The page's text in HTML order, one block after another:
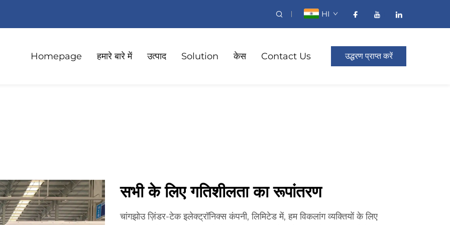
HI
Homepage हमारे बारे में उत्पाद Solution केस Contact Us उद्धरण प्राप्त करें
सभी के लिए गतिशीलता का रूपांतरण
चांगझोउ ज़िंडर-टेक इलेक्ट्रॉनिक्स कंपनी, लिमिटेड में, हम विकलांग व्यक्तियों के लिए